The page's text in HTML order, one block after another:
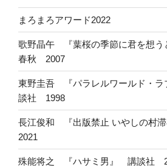
まろまろアワード2022
歌野晶午 『葉桜の季節に君を想
春秋 2007
東野圭吾 『パラレルワールド・
談社 1998
長江俊和 『出版禁止 いやしの村
2021
殊能将之 『ハサミ男』 講談社